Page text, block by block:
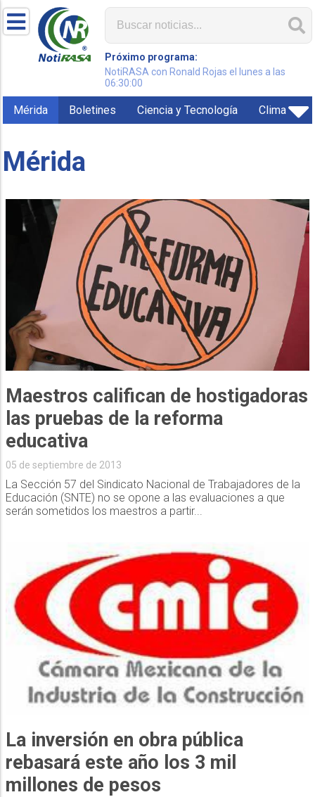
Próximo programa:
NotiRASA con Ronald Rojas el lunes a las
06:30:00
Mérida Boletines Ciencia y Tecnología Clima
Mérida
Maestros califican de hostigadoras
las pruebas de la reforma
educativa
05 de septiembre de 2013
La Sección 57 del Sindicato Nacional de Trabajadores de la
Educación (SNTE) no se opone a las evaluaciones a que
serán sometidos los maestros a partir...
La inversión en obra pública
rebasará este año los 3 mil
millones de pesos